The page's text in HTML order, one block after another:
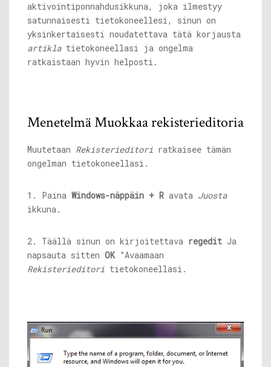
aktivointiponnahdusikkuna, joka ilmestyy
satunnaisesti tietokoneellesi, sinun on
yksinkertaisesti noudatettava tätä korjausta
artiklatietokoneellasi ja ongelma
ratkaistaan ​​hyvin helposti.
Menetelmä Muokkaa rekisterieditoria
Muutetaan Rekisterieditori ratkaisee tämän
ongelman tietokoneellasi.
1. Paina Windows-näppäin + R avata Juosta
ikkuna.
2. Täällä sinun on kirjoitettava regedit Ja
napsauta sitten OK”Avaamaan
Rekisterieditori tietokoneellasi.